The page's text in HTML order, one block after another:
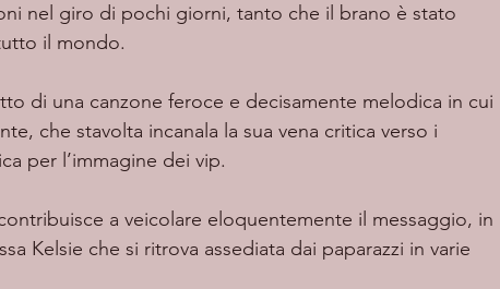
nel giro di pochi giorni, tanto che il brano è stato
il mondo.
che stavolta incanala la sua vena critica verso i
per l’immagine dei vip.
Kelsie che si ritrova assediata dai paparazzi in varie